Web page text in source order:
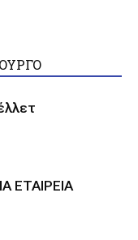
ΕΤΑΙΡΕΙΑ